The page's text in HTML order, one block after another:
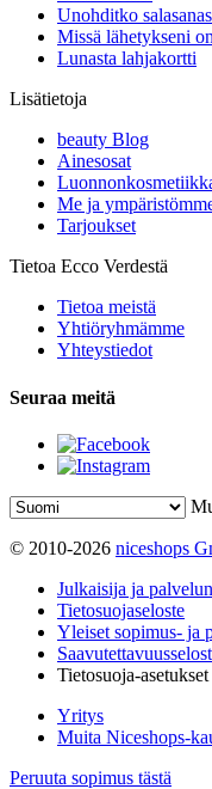
Unohditko
Missä lähetykseni
Lunasta lahjakortti
Lisätietoja
beauty Blog
Ainesosat
Me ja
Tarjoukset
Tietoa Ecco Verdestä
Tietoa meistä
Yhtiöryhmämme
Yhteystiedot
Seuraa meitä
© 2010-2026 niceshops
Julkaisija ja
Tietosuojaseloste
Yleiset sopimus- ja
Tietosuoja-asetukset
Yritys
Muita Niceshops-
Peruuta sopimus tästä